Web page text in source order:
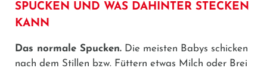
SPUCKEN UND WAS DAHINTER STECKEN
KANN
Das normale Spucken. Die meisten Babys schicken
nach dem Stillen bzw. Füttern etwas Milch oder Brei